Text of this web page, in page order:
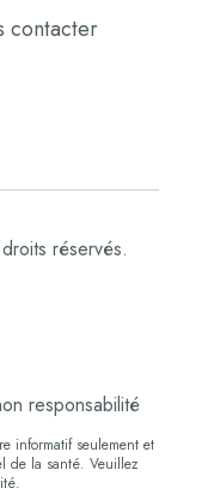
contacter
réservés.
responsabilité
informatif seulement et
de la santé. Veuillez